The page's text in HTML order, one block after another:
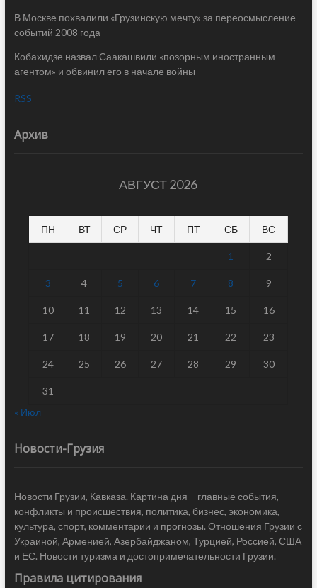
В Москве похвалили «Грузинскую мечту» за переосмысление
событий 2008 года
Кобахидзе назвал Саакашвили «позорным иностранным
агентом» и обвинил его в начале войны
RSS
Архив
АВГУСТ 2026
ПН ВТ СР ЧТ ПТ СБ ВС
1 2
3 4 5 6 7 8 9
10 11 12 13 14 15 16
17 18 19 20 21 22 23
24 25 26 27 28 29 30
31
« Июл
Новости-Грузия
Новости Грузии, Кавказа. Картина дня – главные события,
конфликты и происшествия, политика, бизнес, экономика,
культура, спорт, комментарии и прогнозы. Отношения Грузии с
Украиной, Арменией, Азербайджаном, Турцией, Россией, США
и ЕС. Новости туризма и достопримечательности Грузии.
Правила цитирования